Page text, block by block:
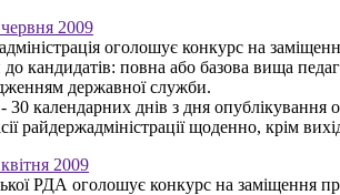
2009
оголошує конкурс на
кандидатів: повна або базова вища
державної служби.
30 календарних днів з дня опублікування
райдержадміністрації щоденно, крім
2009
РДА оголошує конкурс на заміщення